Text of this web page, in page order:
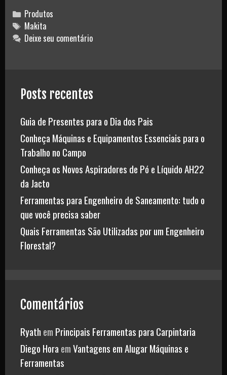
Categories
Produtos
Tags
Makita
Deixe seu comentário
Posts recentes
Guia de Presentes para o Dia dos Pais
Conheça Máquinas e Equipamentos Essenciais para o
Trabalho no Campo
Conheça os Novos Aspiradores de Pó e Líquido AH22
da Jacto
Ferramentas para Engenheiro de Saneamento: tudo o
que você precisa saber
Quais Ferramentas São Utilizadas por um Engenheiro
Florestal?
Comentários
Ryath em Principais Ferramentas para Carpintaria
Diego Hora emVantagens em Alugar Máquinas e
Ferramentas